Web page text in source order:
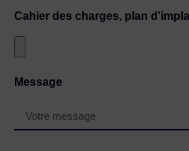
Cahier des charges, plan
Message